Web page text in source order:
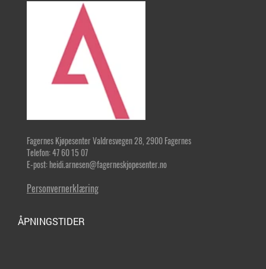
Fagernes Kjøpesenter Valdresvegen 28, 2900 Fagernes
Telefon: 47 60 15 07
E-post: heidi.arnesen@fagerneskjopesenter.no
Personvernerklæring
ÅPNINGSTIDER